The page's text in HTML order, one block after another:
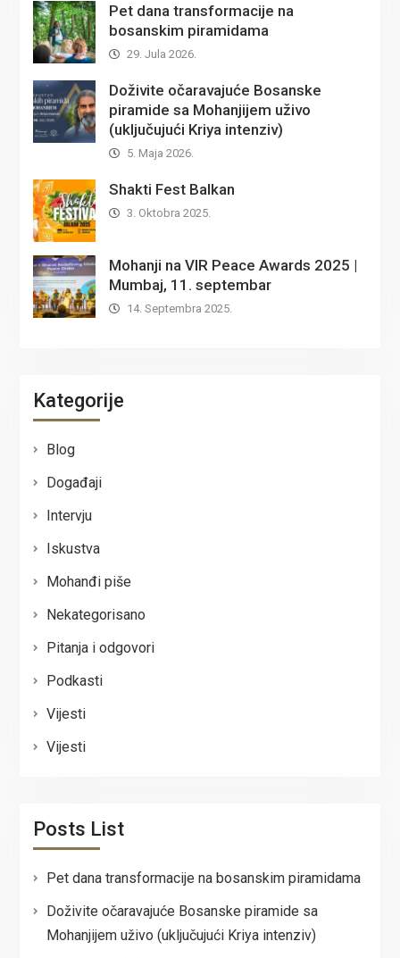
Pet dana transformacije na
bosanskim piramidama
29. Jula 2026.
Doživite očaravajuće Bosanske
piramide sa Mohanjijem uživo
(uključujući Kriya intenziv)
5. Maja 2026.
Shakti Fest Balkan
3. Oktobra 2025.
Mohanji na VIR Peace Awards 2025 |
Mumbaj, 11. septembar
14. Septembra 2025.
Kategorije
Blog
Događaji
Intervju
Iskustva
Mohanđi piše
Nekategorisano
Pitanja i odgovori
Podkasti
Vijesti
Vijesti
Posts List
Pet dana transformacije na bosanskim piramidama
Doživite očaravajuće Bosanske piramide sa
Mohanjijem uživo (uključujući Kriya intenziv)